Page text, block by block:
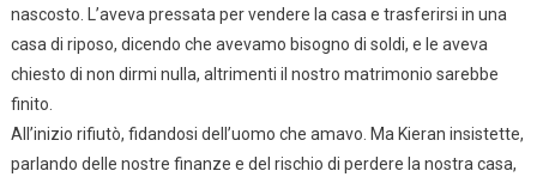
nascosto. L’aveva pressata per vendere la casa e trasferirsi in una
casa di riposo, dicendo che avevamo bisogno di soldi, e le aveva
chiesto di non dirmi nulla, altrimenti il nostro matrimonio sarebbe
finito.
All’inizio rifiutò, fidandosi dell’uomo che amavo. Ma Kieran insistette,
parlando delle nostre finanze e del rischio di perdere la nostra casa,